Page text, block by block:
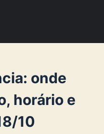
onde
horário e
10